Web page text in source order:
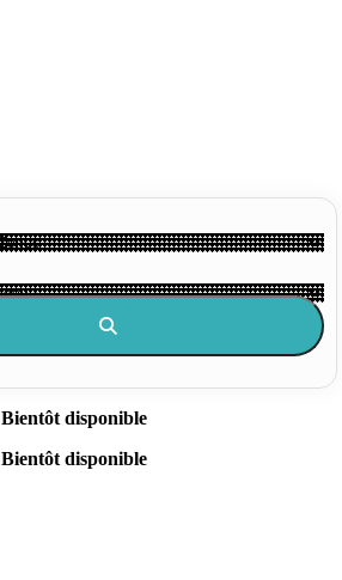
Bientôt disponible
Bientôt disponible